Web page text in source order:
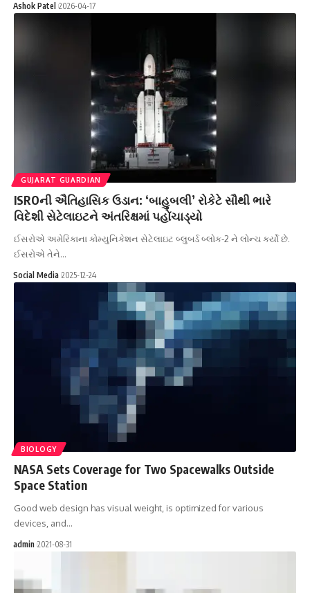
Ashok Patel 2026-04-17
GUJARAT GUARDIAN
ISROની ઐતિહાસિક ઉડાન: ‘બાહુબલી’ રોકેટે સૌથી ભારે
વિદેશી સેટેલાઇટને અંતરિક્ષમાં પહોંચાડ્યો
ઈસરોએ અમેરિકાના કોમ્યુનિકેશન સેટેલાઇટ બ્લુબર્ડ બ્લોક-2 ને લોન્ચ કર્યો છે.
ઈસરોએ તેને…
Social Media 2025-12-24
BIOLOGY
NASA Sets Coverage for Two Spacewalks Outside
Space Station
Good web design has visual weight, is optimized for various
devices, and…
admin 2021-08-31